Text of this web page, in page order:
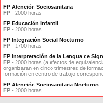
FP Atención Sociosanitaria
FP - 2000 horas
FP Educación Infantil
FP - 2000 horas
FP Integración Social Nocturno
FP - 1700 horas
FP Interpretación de la Lengua de
FP - 2000 horas (a efectos de
organizaran en cinco trimestres de
formación en centro de trabajo
FP Atención Sociosanitaria Nocturno
FP - 2000 horas